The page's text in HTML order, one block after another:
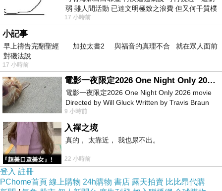
品項
關於彰化不二坊的排隊新聞，相信大家應該都略
知一二。今年因為新冠肺炎的緣故，不二坊取消
弱 雖人間活動 已達文明極致之浪費 但又何干質樸
者 只能白白陪葬
17 小時前
小記事
早上禱告完翻聖經 加拉太書2 與福音的真理不合 就在眾人面前
對磯法說
17 小時前
電影一夜限定2026 One Night Only 2026 movie
電影一夜限定2026 One Night Only 2026 movie
Directed by Will Gluck Written by Travis Braun
Starring Monica Barbaro
9 小時前
入禪之境
真的， 太靠近， 我也尿不出。
22 小時前
登入 註冊
PChome首頁 線上購物 24h購物 書店 露天拍賣 比比昂代購